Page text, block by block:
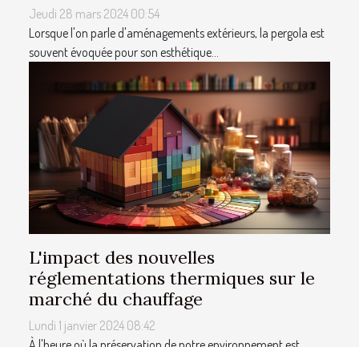
Jeudi 28 mars 2024 00:54
Lorsque l'on parle d'aménagements extérieurs, la pergola est
souvent évoquée pour son esthétique...
L'impact des nouvelles
réglementations thermiques sur le
marché du chauffage
Lundi 1 janvier 2024 08:42